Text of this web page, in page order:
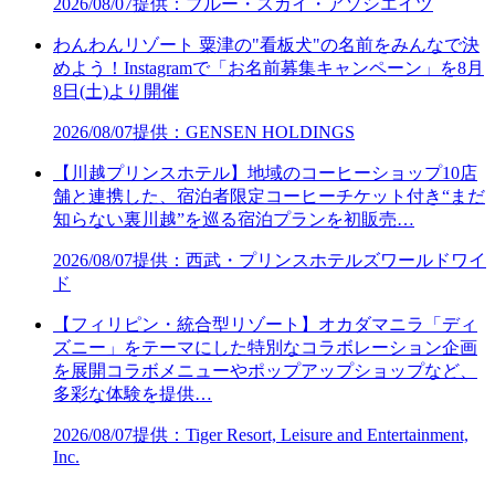
2026/08/07提供：ブルー・スカイ・アソシエイツ
わんわんリゾート 粟津の"看板犬"の名前をみんなで決
めよう！Instagramで「お名前募集キャンペーン」を8月
8日(土)より開催
2026/08/07提供：GENSEN HOLDINGS
【川越プリンスホテル】地域のコーヒーショップ10店
舗と連携した、宿泊者限定コーヒーチケット付き“まだ
知らない裏川越”を巡る宿泊プランを初販売…
2026/08/07提供：西武・プリンスホテルズワールドワイ
ド
【フィリピン・統合型リゾート】オカダマニラ「ディ
ズニー」をテーマにした特別なコラボレーション企画
を展開コラボメニューやポップアップショップなど、
多彩な体験を提供…
2026/08/07提供：Tiger Resort, Leisure and Entertainment,
Inc.